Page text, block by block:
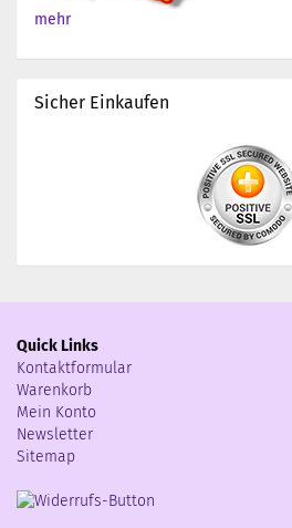
mehr
Sicher Einkaufen
Quick Links
Kontaktformular
Warenkorb
Mein Konto
Newsletter
Sitemap